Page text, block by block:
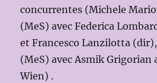
concurrentes (Michele
(MeS) avec Federica
et Francesco Lanzilotta
(MeS) avec Asmik Grigorian
Wien) .